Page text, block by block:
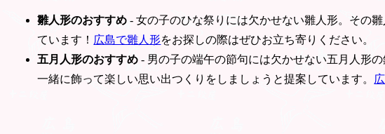
雛人形のおすすめ - 女の子のひな祭りには欠かせない雛人形。その
ています！ 広島で雛人形をお探しの際はぜひお立ち寄りください。
五月人形のおすすめ - 男の子の端午の節句には欠かせない五月人形
一緒に飾って楽しい思い出つくりをしましょうと提案しています。